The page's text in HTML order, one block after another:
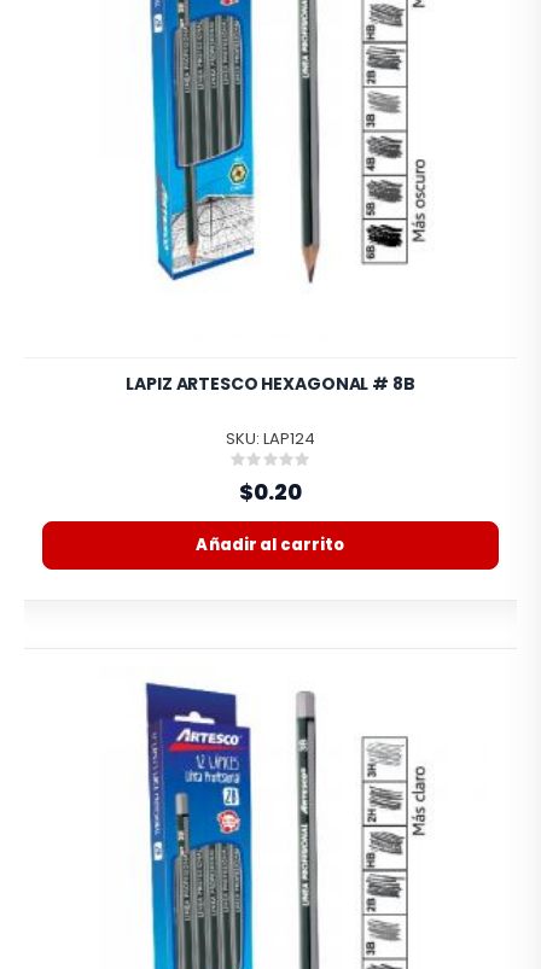
LAPIZ ARTESCO HEXAGONAL # 8B
SKU: LAP124
Rating:
0%
$0.20
Añadir al carrito